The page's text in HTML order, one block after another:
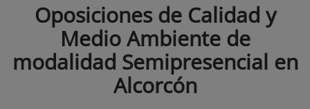
Oposiciones de Calidad y
Medio Ambiente de
modalidad Semipresencial en
Alcorcón